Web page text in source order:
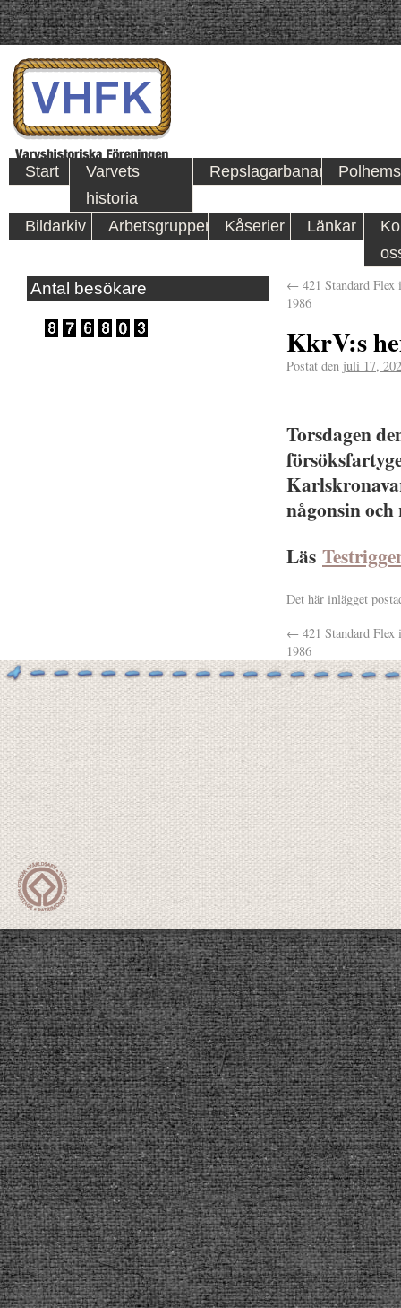
Start
Varvets
historia
Repslagarbanan
Bildarkiv Arbetsgrupper Kåserier Länkar
Antal besökare ← 421 Standard
1986
KkrV:s
Postat den juli 17,
Torsdagen
någonsin
Läs
Det här inlägget
← 421 Standard
1986